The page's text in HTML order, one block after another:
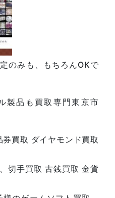
のみも、もちろんOKで
製品も買取専門東京市
買取 ダイヤモンド買取
切手買取 古銭買取 金貨